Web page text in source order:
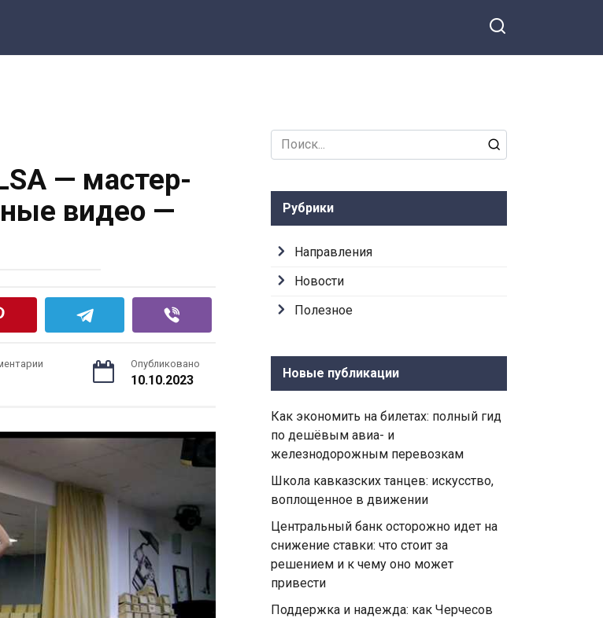
— мастер-
видео —
Опубликовано
10.10.2023
Search
for:
Рубрики
Направления
Новости
Полезное
Новые публикации
Как экономить на билетах: полный гид
по дешёвым авиа- и
железнодорожным перевозкам
Школа кавказских танцев: искусство,
воплощенное в движении
Центральный банк осторожно идет на
снижение ставки: что стоит за
решением и к чему оно может
привести
Поддержка и надежда: как Черчесов